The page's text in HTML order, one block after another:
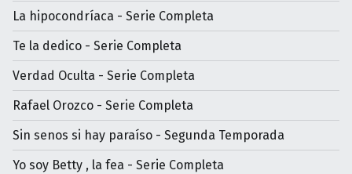
La hipocondríaca - Serie Completa
Te la dedico - Serie Completa
Verdad Oculta - Serie Completa
Rafael Orozco - Serie Completa
Sin senos si hay paraíso - Segunda Temporada
Yo soy Betty , la fea - Serie Completa